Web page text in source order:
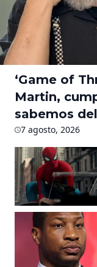
‘Game of
Martin,
sabemos
7 agosto, 2026